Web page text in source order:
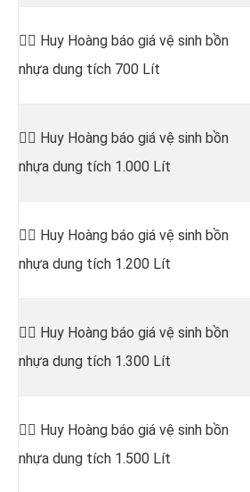
👷‍♂️ Huy Hoàng báo giá vệ sinh bồn
nhựa dung tích 700 Lít
👷‍♂️ Huy Hoàng báo giá vệ sinh bồn
nhựa dung tích 1.000 Lít
👷‍♂️ Huy Hoàng báo giá vệ sinh bồn
nhựa dung tích 1.200 Lít
👷‍♂️ Huy Hoàng báo giá vệ sinh bồn
nhựa dung tích 1.300 Lít
👷‍♂️ Huy Hoàng báo giá vệ sinh bồn
nhựa dung tích 1.500 Lít